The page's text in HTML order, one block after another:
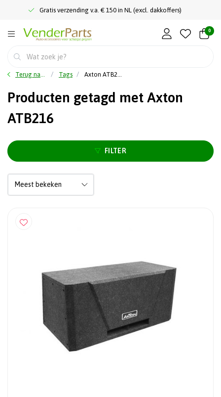
Gratis verzending v.a. € 150 in NL (excl. dakkoffers)
0
Terug naar home Tags Axton ATB216
Producten getagd met Axton
ATB216
FILTER